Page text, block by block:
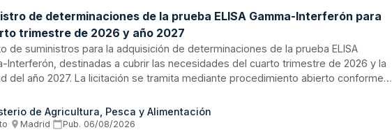
de determinaciones de la prueba ELISA Gamma-Interferón para
trimestre de 2026 y año 2027
de suministros para la adquisición de determinaciones de la prueba ELISA
Interferón, destinadas a cubrir las necesidades del cuarto trimestre de 2026 y la
del año 2027. La licitación se tramita mediante procedimiento abierto conforme a
españolas o extranjeras que cumplan los requisitos de solvencia técnica y
establecidos en el pliego. El contrato está sometido a la disponibilidad de
de Agricultura, Pesca y Alimentación
· Madrid· Pub. 06/08/2026